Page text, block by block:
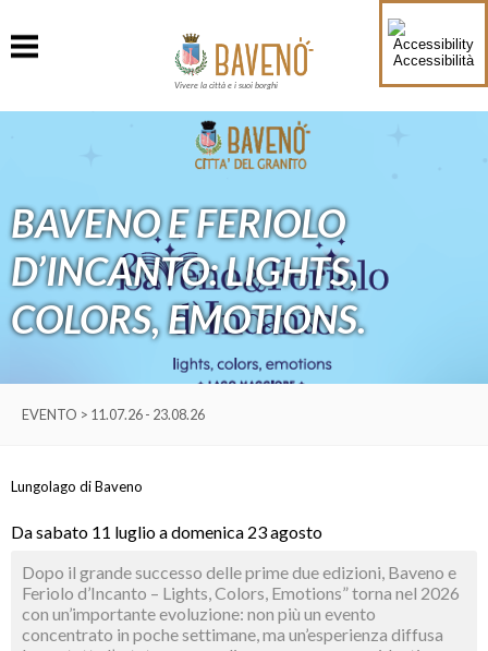
Accessibilità
Vivere la città e i suoi borghi
BAVENO E FERIOLO
D’INCANTO: LIGHTS,
COLORS, EMOTIONS.
EVENTO > 11.07.26 - 23.08.26
Lungolago di Baveno
Da sabato 11 luglio a domenica 23 agosto
Dopo il grande successo delle prime due edizioni, Baveno e
Feriolo d’Incanto – Lights, Colors, Emotions” torna nel 2026
con un’importante evoluzione: non più un evento
concentrato in poche settimane, ma un’esperienza diffusa